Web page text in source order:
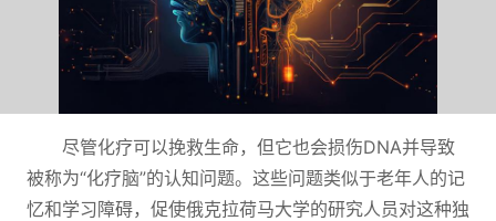
尽管化疗可以挽救生命，但它也会损伤DNA并导致
被称为“化疗脑”的认知问题。这些问题类似于老年人的记
忆和学习障碍，促使俄克拉荷马大学的研究人员对这种独